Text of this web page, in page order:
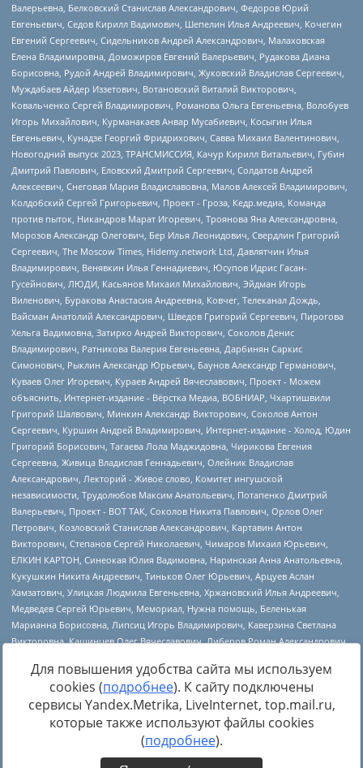
Источник:https://minjust.gov.ru/uploaded/files/reestr-
inostrannyih-agentov-22-03-2024.pdfданные на22.03.2024
Для повышения удобства сайта мы используем
cookies (подробнее). К сайту подключены
сервисы Yandex.Metrika, LiveInternet, top.mail.ru,
которые также используют файлы cookies
(подробнее).